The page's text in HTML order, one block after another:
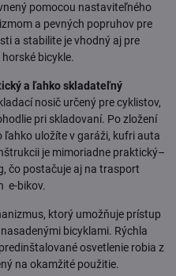
pomocou nastaviteľného
a pevných popruhov pre
a stabilite je vhodný aj pre
bicykle.
a ľahko skladateľný
nosič určený pre cyklistov,
pri skladovaní. Po zložení
uložíte v garáži, kufri auta
je mimoriadne praktický–
čo postačuje aj na trasport
e-bikov.
ktorý umožňuje prístup
bicyklami. Rýchla
osvetlenie robia z
na okamžité použitie.